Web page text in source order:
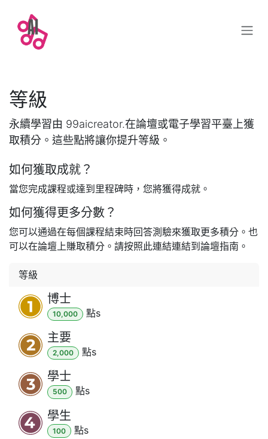
等級
永續學習由 99aicreator.在論壇或電子學習平臺上獲
取積分。這些點將讓你提升等級。
如何獲取成就？
當您完成課程或達到里程碑時，您將獲得成就。
如何獲得更多分數？
您可以通過在每個課程結束時回答測驗來獲取更多積分。也
可以在論壇上賺取積分。請按照此連結連結到論壇指南。
等級
博士
10,000 點s
主要
2,000 點s
學士
500 點s
學生
100 點s